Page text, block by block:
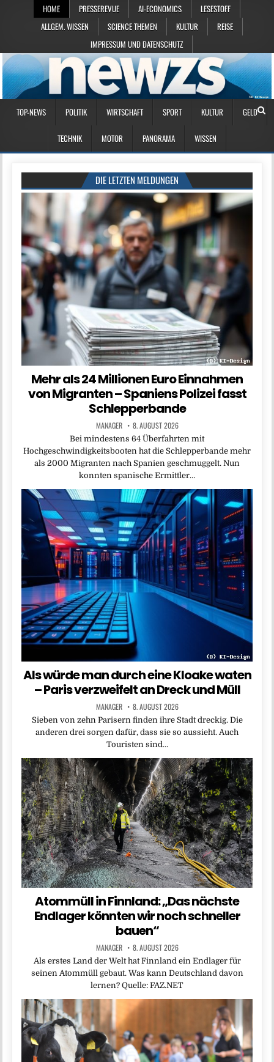
HOME PRESSEREVUE AI-ECONOMICS
LESESTOFF
ALLGEM. WISSEN
SCIENCE THEMEN KULTUR
REISE
IMPRESSUM UND DATENSCHUTZ
TOP-NEWS POLITIK WIRTSCHAFT SPORT KULTUR GELD
TECHNIK MOTOR PANORAMA WISSEN
DIE LETZTEN MELDUNGEN
Mehr als 24 Millionen Euro Einnahmen
von Migranten – Spaniens Polizei fasst
Schlepperbande
MANAGER 8. AUGUST 2026
Bei mindestens 64 Überfahrten mit
Hochgeschwindigkeitsbooten hat die Schlepperbande mehr
als 2000 Migranten nach Spanien geschmuggelt. Nun
konnten spanische Ermittler…
Als würde man durch eine Kloake waten
– Paris verzweifelt an Dreck und Müll
MANAGER 8. AUGUST 2026
Sieben von zehn Parisern finden ihre Stadt dreckig. Die
anderen drei sorgen dafür, dass sie so aussieht. Auch
Touristen sind…
Atommüll in Finnland: „Das nächste
Endlager könnten wir noch schneller
bauen“
MANAGER 8. AUGUST 2026
Als erstes Land der Welt hat Finnland ein Endlager für
seinen Atommüll gebaut. Was kann Deutschland davon
lernen? Quelle: FAZ.NET